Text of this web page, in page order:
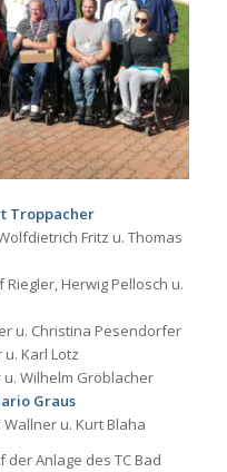
Troppacher
Fritz u. Thomas
Herwig Pellosch u.
u. Christina Pesendorfer
Karl Lotz
Wilhelm Gröblacher
Graus
u. Kurt Blaha
der Anlage des TC Bad